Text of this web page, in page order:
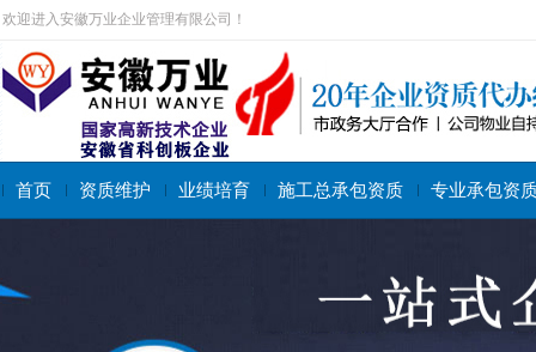
欢迎进入安徽万业企业管理有限公司！
首页 资质维护 业绩培育 施工总承包资质 专业承包资
搜索关键字： 施工总承包资质 专业承包资质 施工劳务资质